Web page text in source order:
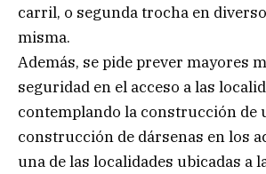
carril, o segunda trocha en
misma.
Además, se pide prever mayores
seguridad en el acceso a las
contemplando la construcción de
construcción de dársenas en los
una de las localidades ubicadas a